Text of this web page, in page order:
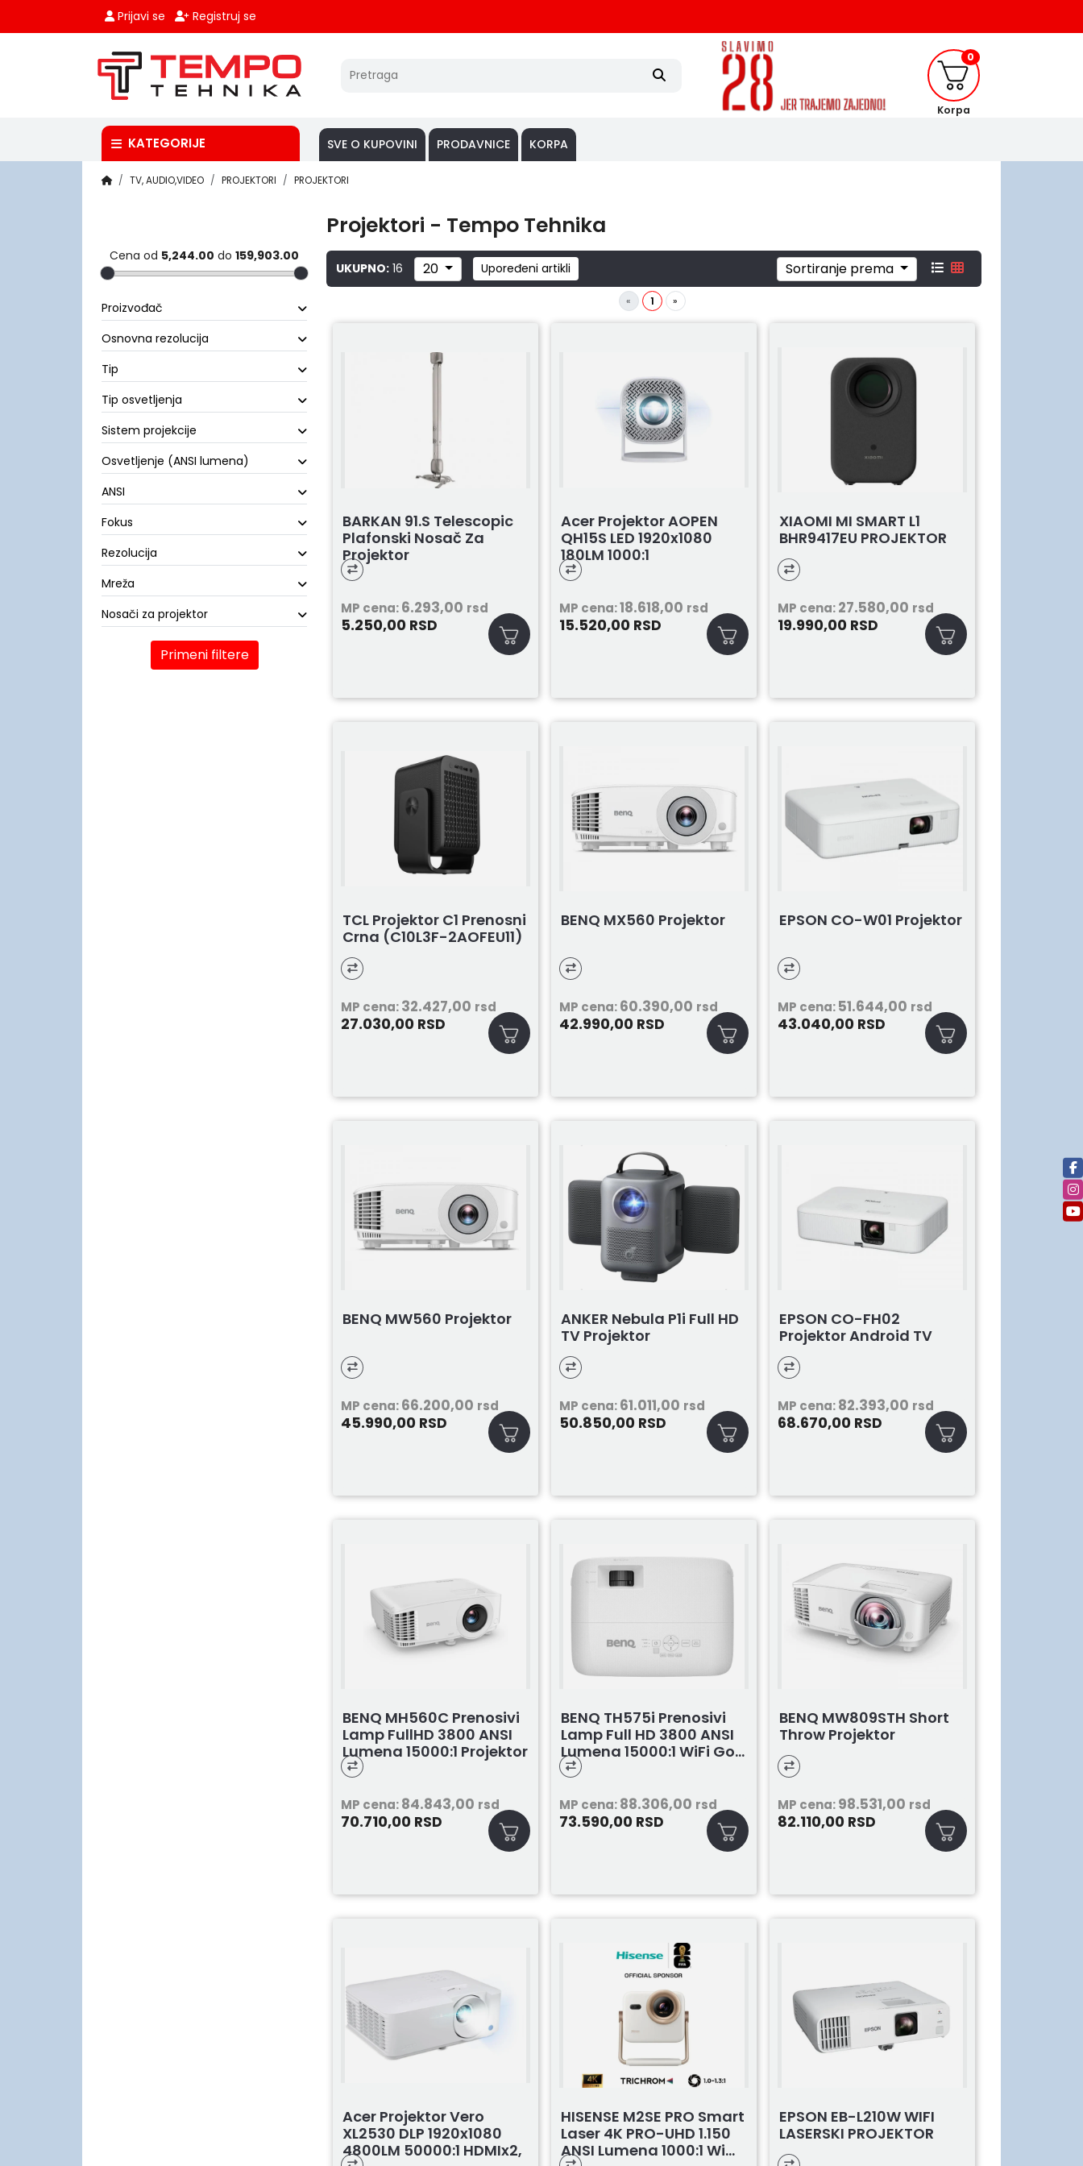
Prijavi se Registruj se
0
Korpa
KATEGORIJE SVE O KUPOVINI PRODAVNICE KORPA
TV, AUDIO,VIDEO PROJEKTORI PROJEKTORI
Cena od 5,244.00 do 159,903.00
Proizvođač
Osnovna rezolucija
Tip
Tip osvetljenja
Sistem projekcije
Osvetljenje (ANSI lumena)
ANSI
Fokus
Rezolucija
Mreža
Nosači za projektor
Primeni filtere
Projektori - Tempo Tehnika
UKUPNO: 16 20 Upoređeni artikli Sortiranje prema
« 1 »
BARKAN 91.S Telescopic
Plafonski Nosač Za
Projektor
MP cena:6.293,00 rsd
5.250,00 RSD
Acer Projektor AOPEN
QH15S LED 1920x1080
180LM 1000:1
HDMI,USB,Mic...
MP cena:18.618,00 rsd
15.520,00 RSD
XIAOMI MI SMART L1
BHR9417EU PROJEKTOR
MP cena:27.580,00 rsd
19.990,00 RSD
TCL Projektor C1 Prenosni
Crna (C10L3F-2AOFEU11)
MP cena:32.427,00 rsd
27.030,00 RSD
BENQ MX560 Projektor
MP cena:60.390,00 rsd
42.990,00 RSD
EPSON CO-W01 Projektor
MP cena:51.644,00 rsd
43.040,00 RSD
BENQ MW560 Projektor
MP cena:66.200,00 rsd
45.990,00 RSD
ANKER Nebula P1i Full HD
TV Projektor
MP cena:61.011,00 rsd
50.850,00 RSD
EPSON CO-FH02
Projektor Android TV
MP cena:82.393,00 rsd
68.670,00 RSD
BENQ MH560C Prenosivi
Lamp FullHD 3800 ANSI
Lumena 15000:1 Projektor
MP cena:84.843,00 rsd
70.710,00 RSD
BENQ TH575i Prenosivi
Lamp Full HD 3800 ANSI
Lumena 15000:1 WiFi Go...
MP cena:88.306,00 rsd
73.590,00 RSD
BENQ MW809STH Short
Throw Projektor
MP cena:98.531,00 rsd
82.110,00 RSD
Acer Projektor Vero
XL2530 DLP 1920x1080
4800LM 50000:1 HDMIx2,
HISENSE M2SE PRO Smart
Laser 4K PRO-UHD 1.150
ANSI Lumena 1000:1 Wi...
EPSON EB-L210W WIFI
LASERSKI PROJEKTOR